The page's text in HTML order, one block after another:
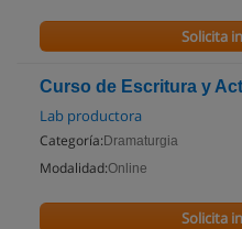
Solicita
Curso de Escritura y
Lab productora
Categoría: Dramaturgia
Modalidad:Online
Solicita